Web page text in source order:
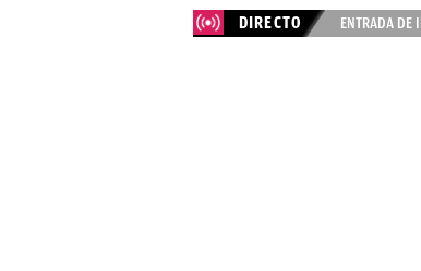
DIRECTO
ENTRADA DE